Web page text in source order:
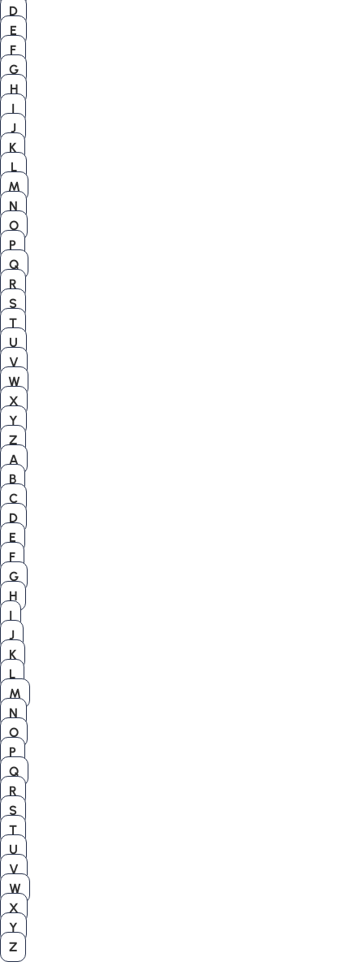
D
E
F
G
H
I
J
K
L
M
N
O
P
Q
R
S
T
U
V
W
X
Y
Z
A
B
C
D
E
F
G
H
I
J
K
L
M
N
O
P
Q
R
S
T
U
V
W
X
Y
Z